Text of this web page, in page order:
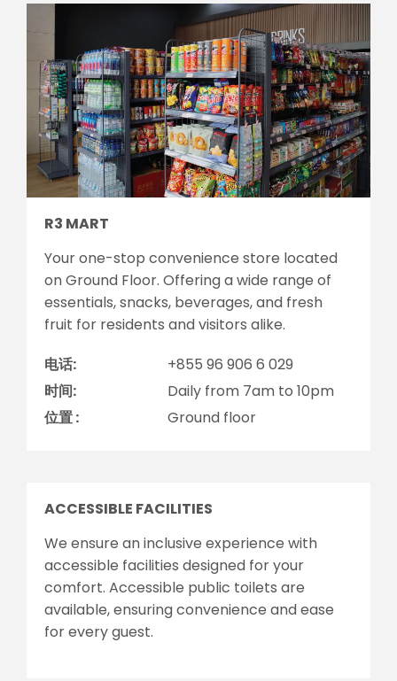
R3 MART
Your one-stop convenience store located
on Ground Floor. Offering a wide range of
essentials, snacks, beverages, and fresh
fruit for residents and visitors alike.
电话:
+855 96 906 6 029
时间:
Daily from 7am to 10pm
位置 :
Ground floor
ACCESSIBLE FACILITIES
We ensure an inclusive experience with
accessible facilities designed for your
comfort. Accessible public toilets are
available, ensuring convenience and ease
for every guest.